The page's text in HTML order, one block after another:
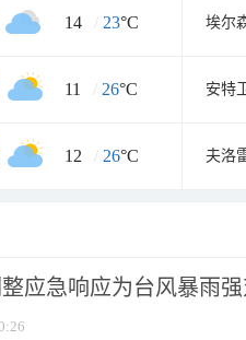
14 / 23°C 埃尔
11 / 26°C 安特
12 / 26°C 夫洛
应急响应为台风暴雨